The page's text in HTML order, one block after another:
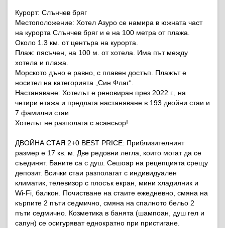
Курорт: Слънчев бряг
Местоположение: Хотел Азуро се намира в южната част
на курорта Слънчев бряг и е на 100 метра от плажа.
Около 1.3 км. от центъра на курорта.
Плаж: пясъчен, на 100 м. от хотела. Има път между
хотела и плажа.
Морското дъно е равно, с плавен достъп. Плажът е
носител на категорията „Син Флаг“.
Настаняване: Хотелът е реновиран през 2022 г., на
четири етажа и предлага настаняване в 193 двойни стаи и
7 фамилни стаи.
Хотелът не разполага с асансьор!
ДВОЙНА СТАЯ 2+0 BEST PRICE: Приблизителният
размер е 17 кв. м. Две редовни легла, които могат да се
съединят. Баните са с душ. Сешоар на рецепцията срещу
депозит. Всички стаи разполагат с индивидуален
климатик, телевизор с плосък екран, мини хладилник и
Wi-Fi, балкон. Почистване на стаите ежедневно, смяна на
кърпите 2 пъти седмично, смяна на спалното бельо 2
пъти седмично. Козметика в банята (шампоан, душ гел и
сапун) се осигуряват еднократно при пристигане.